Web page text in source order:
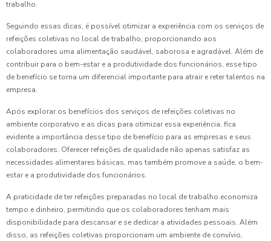
trabalho.
Seguindo essas dicas, é possível otimizar a experiência com os serviços de
refeições coletivas no local de trabalho, proporcionando aos
colaboradores uma alimentação saudável, saborosa e agradável. Além de
contribuir para o bem-estar e a produtividade dos funcionários, esse tipo
de benefício se torna um diferencial importante para atrair e reter talentos na
empresa.
Após explorar os benefícios dos serviços de refeições coletivas no
ambiente corporativo e as dicas para otimizar essa experiência, fica
evidente a importância desse tipo de benefício para as empresas e seus
colaboradores. Oferecer refeições de qualidade não apenas satisfaz as
necessidades alimentares básicas, mas também promove a saúde, o bem-
estar e a produtividade dos funcionários.
A praticidade de ter refeições preparadas no local de trabalho economiza
tempo e dinheiro, permitindo que os colaboradores tenham mais
disponibilidade para descansar e se dedicar a atividades pessoais. Além
disso, as refeições coletivas proporcionam um ambiente de convívio,